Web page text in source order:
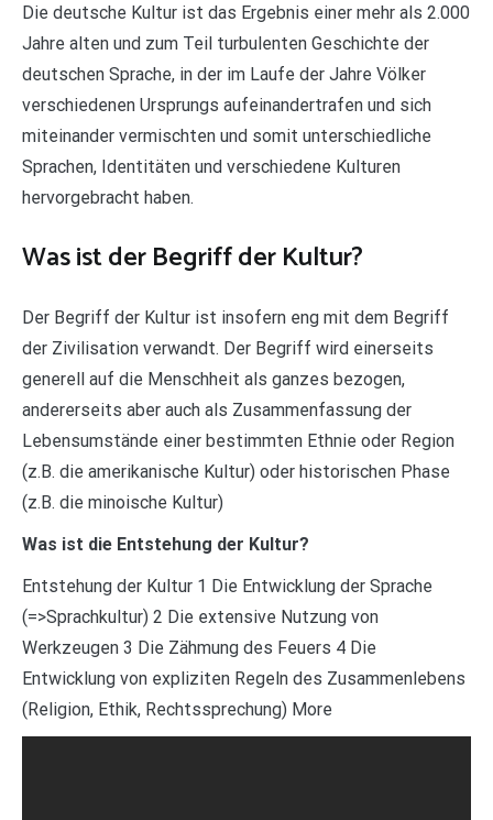
Die deutsche Kultur ist das Ergebnis einer mehr als 2.000
Jahre alten und zum Teil turbulenten Geschichte der
deutschen Sprache, in der im Laufe der Jahre Völker
verschiedenen Ursprungs aufeinandertrafen und sich
miteinander vermischten und somit unterschiedliche
Sprachen, Identitäten und verschiedene Kulturen
hervorgebracht haben.
Was ist der Begriff der Kultur?
Der Begriff der Kultur ist insofern eng mit dem Begriff
der Zivilisation verwandt. Der Begriff wird einerseits
generell auf die Menschheit als ganzes bezogen,
andererseits aber auch als Zusammenfassung der
Lebensumstände einer bestimmten Ethnie oder Region
(z.B. die amerikanische Kultur) oder historischen Phase
(z.B. die minoische Kultur)
Was ist die Entstehung der Kultur?
Entstehung der Kultur 1 Die Entwicklung der Sprache
(=>Sprachkultur) 2 Die extensive Nutzung von
Werkzeugen 3 Die Zähmung des Feuers 4 Die
Entwicklung von expliziten Regeln des Zusammenlebens
(Religion, Ethik, Rechtssprechung) More